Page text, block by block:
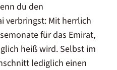
du den
verbringst: Mit herrlich
für das Emirat,
heiß wird. Selbst im
lediglich einen